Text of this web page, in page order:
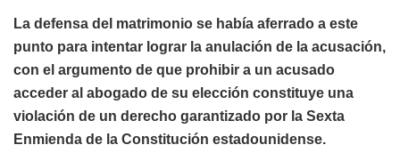
La defensa del matrimonio se había aferrado a este
punto para intentar lograr la anulación de la acusación,
con el argumento de que prohibir a un acusado
acceder al abogado de su elección constituye una
violación de un derecho garantizado por la Sexta
Enmienda de la Constitución estadounidense.